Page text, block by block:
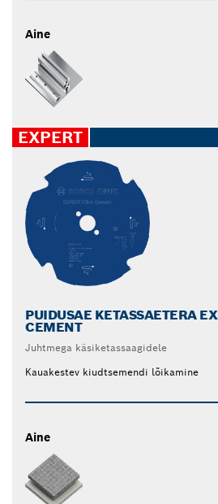
Aine
EXPERT
PUIDUSAE KETASSAETERA
CEMENT
Juhtmega käsiketassaagidele
Kauakestev kiudtsemendi lõikamine
Aine